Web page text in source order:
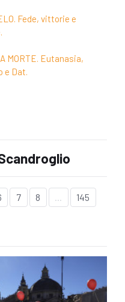
Fede, vittorie e
MORTE. Eutanasia,
Dat.
7 8 145